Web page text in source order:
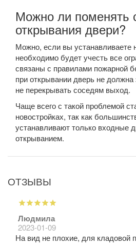
Можно ли поменять
открывания двери?
Можно, если вы устанавливаете
необходимо будет учесть все
связаны с правилами пожарной
при открывании дверь не
не перекрывать соседям выход.
Чаще всего с такой проблемой
новостройках, так как
устанавливают только входные
открыванием.
ОТЗЫВЫ
Людмила
2023-01-09
На вид не плохие, для кладовой